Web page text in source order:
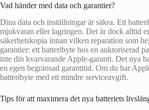
Vad händer med data och garantier?
Dina data och inställningar är säkra. Ett
mjukvaran eller lagringen. Det är dock alltid
säkerhetskopia innan vilken reparation som
garantier: ett batteribyte hos en auktoriserad
inte din kvarvarande Apple-garanti. Det nya
en egen begränsad garantitid. Om du har
batteribyte med ett mindre serviceavgift.
Tips för att maximera det nya batteriets